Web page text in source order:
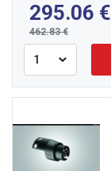
295.06
462.83